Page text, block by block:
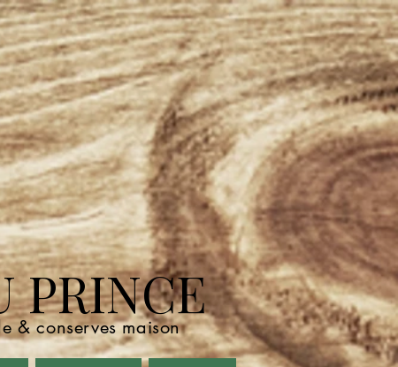
& conserves maison